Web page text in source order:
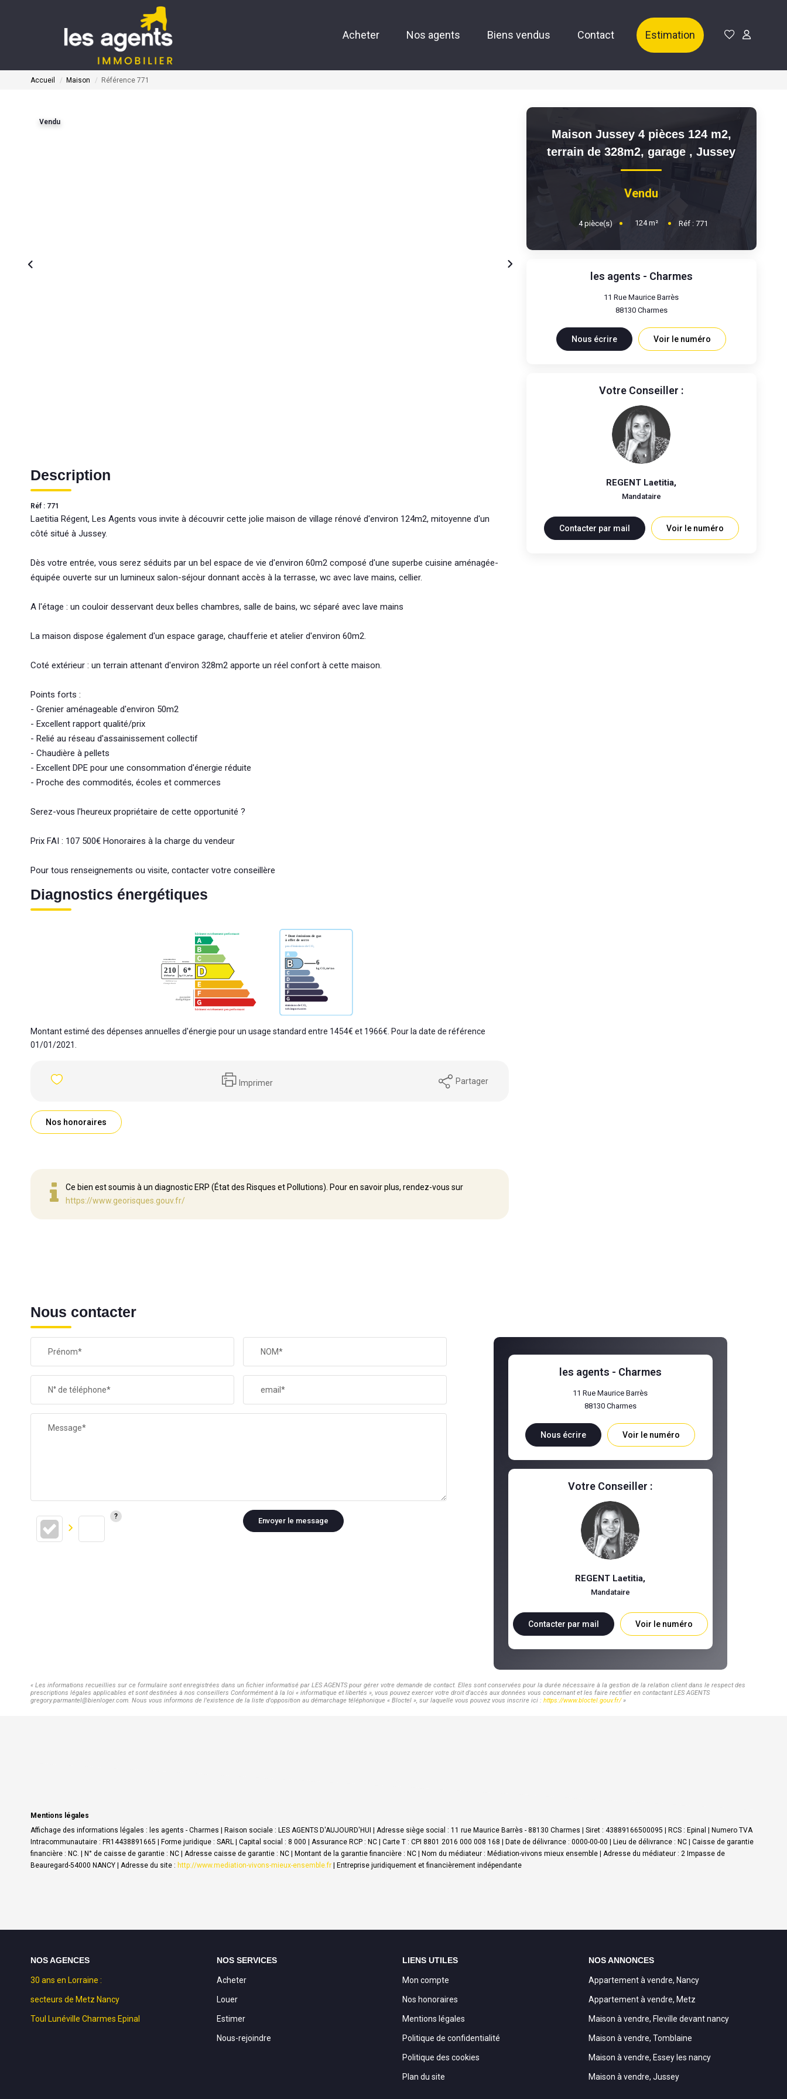
Acheter Nos agents Biens vendus Contact Estimation
Accueil Maison Référence 771
Vendu
Description
Réf : 771
Laetitia Régent, Les Agents vous invite à découvrir cette jolie maison de village rénové d'environ 124m2, mitoyenne d'un
côté situé à Jussey.
Dès votre entrée, vous serez séduits par un bel espace de vie d'environ 60m2 composé d'une superbe cuisine aménagée-
équipée ouverte sur un lumineux salon-séjour donnant accès à la terrasse, wc avec lave mains, cellier.
A l'étage : un couloir desservant deux belles chambres, salle de bains, wc séparé avec lave mains
La maison dispose également d'un espace garage, chaufferie et atelier d'environ 60m2.
Coté extérieur : un terrain attenant d'environ 328m2 apporte un réel confort à cette maison.
Points forts :
- Grenier aménageable d'environ 50m2
- Excellent rapport qualité/prix
- Relié au réseau d'assainissement collectif
- Chaudière à pellets
- Excellent DPE pour une consommation d'énergie réduite
- Proche des commodités, écoles et commerces
Serez-vous l'heureux propriétaire de cette opportunité ?
Prix FAI : 107 500€ Honoraires à la charge du vendeur
Pour tous renseignements ou visite, contacter votre conseillère
Diagnostics énergétiques
Montant estimé des dépenses annuelles d'énergie pour un usage standard entre 1454€ et 1966€. Pour la date de référence
01/01/2021.
Imprimer Partager
Nos honoraires
Ce bien est soumis à un diagnostic ERP (État des Risques et Pollutions). Pour en savoir plus, rendez-vous sur
https://www.georisques.gouv.fr/
Maison Jussey 4 pièces 124 m2,
terrain de 328m2, garage ,Jussey
Vendu
4pièce(s) 124m² Réf : 771
les agents - Charmes
11 Rue Maurice Barrès
88130 Charmes
Nous écrire Voir le numéro
Votre Conseiller :
REGENT Laetitia,
Mandataire
Contacter par mail Voir le numéro
Nous contacter
Prénom* NOM*
N° de téléphone* email*
Message*
Envoyer le message
les agents - Charmes
11 Rue Maurice Barrès
88130 Charmes
Nous écrire Voir le numéro
Votre Conseiller :
REGENT Laetitia,
Mandataire
Contacter par mail Voir le numéro
« Les informations recueillies sur ce formulaire sont enregistrées dans un fichier informatisé par LES AGENTS pour gérer votre demande de contact. Elles sont conservées pour la durée nécessaire à la gestion de la relation client dans le respect des
prescriptions légales applicables et sont destinées à nos conseillers Conformément à la loi « informatique et libertés », vous pouvez exercer votre droit d'accès aux données vous concernant et les faire rectifier en contactant LES AGENTS
gregory.parmantel@bienloger.com. Nous vous informons de l'existence de la liste d'opposition au démarchage téléphonique « Bloctel », sur laquelle vous pouvez vous inscrire ici : https://www.bloctel.gouv.fr/»
Mentions légales
Affichage des informations légales : les agents - Charmes | Raison sociale : LES AGENTS D'AUJOURD'HUI | Adresse siège social : 11 rue Maurice Barrès - 88130 Charmes | Siret : 43889166500095 | RCS : Epinal | Numero TVA
Intracommunautaire : FR14438891665 | Forme juridique : SARL | Capital social : 8 000 | Assurance RCP : NC | Carte T : CPI 8801 2016 000 008 168 | Date de délivrance : 0000-00-00 | Lieu de délivrance : NC | Caisse de garantie
financière : NC. | N° de caisse de garantie : NC | Adresse caisse de garantie : NC | Montant de la garantie financière : NC | Nom du médiateur : Médiation-vivons mieux ensemble | Adresse du médiateur : 2 Impasse de
Beauregard-54000 NANCY | Adresse du site : http://www.mediation-vivons-mieux-ensemble.fr Entreprise juridiquement et financièrement indépendante
NOS AGENCES
30 ans en Lorraine :
secteurs de Metz Nancy
Toul Lunéville Charmes Epinal
NOS SERVICES
Acheter
Louer
Estimer
Nous-rejoindre
LIENS UTILES
Mon compte
Nos honoraires
Mentions légales
Politique de confidentialité
Politique des cookies
Plan du site
NOS ANNONCES
Appartement à vendre, Nancy
Appartement à vendre, Metz
Maison à vendre, Fleville devant nancy
Maison à vendre, Tomblaine
Maison à vendre, Essey les nancy
Maison à vendre, Jussey